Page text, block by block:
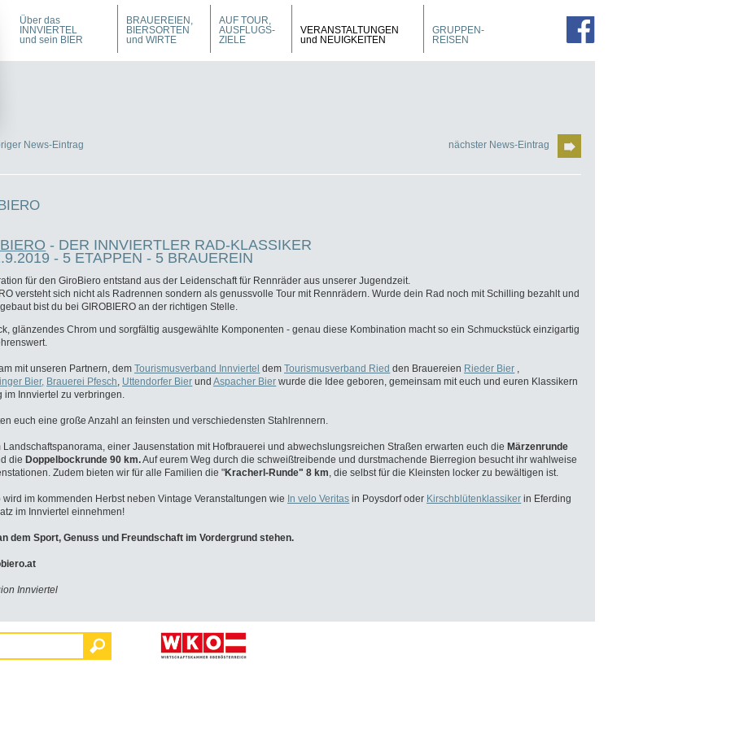
Über das
INNVIERTEL
und sein BIER
BRAUEREIEN,
BIERSORTEN
und WIRTE
AUF TOUR,
AUSFLUGS-
ZIELE
VERANSTALTUNGEN
und NEUIGKEITEN
GRUPPEN-
REISEN
PROSPEKTE
FÜHRUNGEN
News-Eintrag nächster News-Eintrag
- DER INNVIERTLER RAD-KLASSIKER
- 5 ETAPPEN - 5 BRAUEREIN
für den GiroBiero entstand aus der Leidenschaft für Rennräder aus unserer Jugendzeit.
versteht sich nicht als Radrennen sondern als genussvolle Tour mit Rennrädern. Wurde dein Rad noch mit Schilling bezahlt und
bist du bei GIROBIERO an der richtigen Stelle.
glänzendes Chromund sorgfältig ausgewählte Komponenten - genau diese Kombination macht so einSchmuckstück einzigartig
mit unseren Partnern, dem Tourismusverband Innviertel demTourismusverband Ried den Brauereien Rieder Bier ,
Bier, Brauerei Pfesch, Uttendorfer Bier undAspacher Bier wurde die Idee geboren, gemeinsam mit euch undeuren Klassikern
im Innviertel zu verbringen.
euch eine große Anzahl an feinsten undverschiedensten Stahlrennern.
Landschaftspanorama, einer Jausenstation mit Hofbrauerei und abwechslungsreichen Straßen erwarten euch die Märzenrunde
die Doppelbockrunde 90 km.Auf eurem Weg durch die schweißtreibende und durstmachende Bierregion besucht ihr wahlweise
Zudem bieten wir für alle Familien die "Kracherl-Runde" 8 km, die selbst für die Kleinsten locker zu bewältigen ist.
wird im kommenden Herbst neben VintageVeranstaltungen wie In velo Veritas in Poysdorf oder Kirschblütenklassiker in Eferding
im Innvierteleinnehmen!
dem Sport, Genuss und Freundschaft imVordergrund stehen.
Innviertel